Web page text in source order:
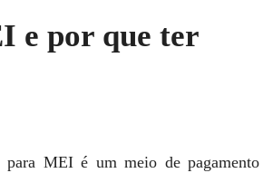
e por que ter
para MEI é um meio de pagamento